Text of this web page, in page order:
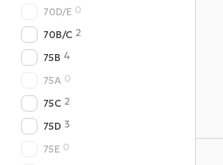
70D/E 0
70B/C 2
75B 4
75A 0
75C 2
75D 3
75E 0